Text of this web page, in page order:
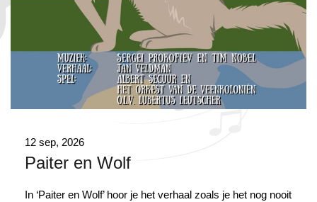
12 sep, 2026
Paiter en Wolf
In ‘Paiter en Wolf’ hoor je het verhaal zoals je het nog nooit